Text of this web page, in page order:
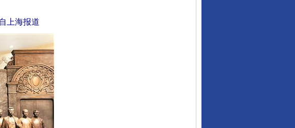
上海报道